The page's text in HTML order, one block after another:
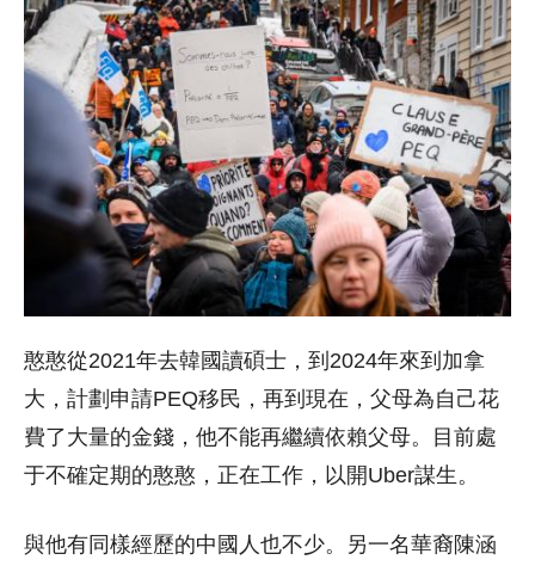
憨憨從2021年去韓國讀碩士，到2024年來到加拿
大，計劃申請PEQ移民，再到現在，父母為自己花
費了大量的金錢，他不能再繼續依賴父母。目前處
于不確定期的憨憨，正在工作，以開Uber謀生。
與他有同樣經歷的中國人也不少。另一名華裔陳涵